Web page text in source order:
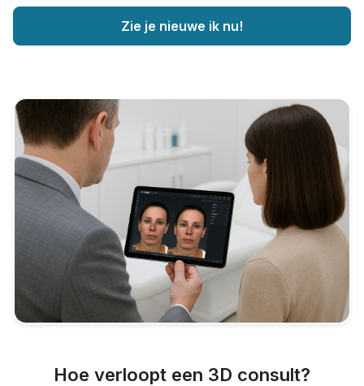
Zie je nieuwe ik nu!
Hoe verloopt een 3D consult?